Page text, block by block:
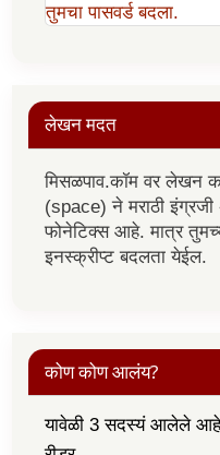
तुमचा पासवर्ड बदला.
लेखन मदत
मिसळपाव.कॉम वर लेखन
(space) ने मराठी
फोनेटिक्स आहे. मात्र
इनस्क्रीप्ट बदलता येईल.
कोण कोण आलंय?
यावेळी 3 सदस्यं आलेले